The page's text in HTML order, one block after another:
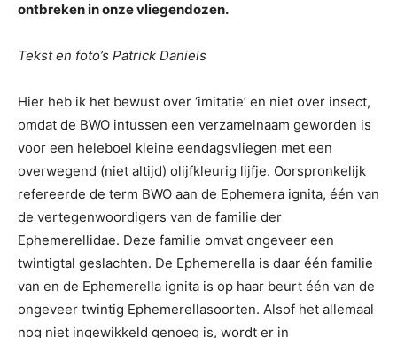
ontbreken in onze vliegendozen.
Tekst en foto’s Patrick Daniels
Hier heb ik het bewust over ‘imitatie’ en niet over insect,
omdat de BWO intussen een verzamelnaam geworden is
voor een heleboel kleine eendagsvliegen met een
overwegend (niet altijd) olijfkleurig lijfje. Oorspronkelijk
refereerde de term BWO aan de Ephemera ignita, één van
de vertegenwoordigers van de familie der
Ephemerellidae. Deze familie omvat ongeveer een
twintigtal geslachten. De Ephemerella is daar één familie
van en de Ephemerella ignita is op haar beurt één van de
ongeveer twintig Ephemerellasoorten. Alsof het allemaal
nog niet ingewikkeld genoeg is, wordt er in